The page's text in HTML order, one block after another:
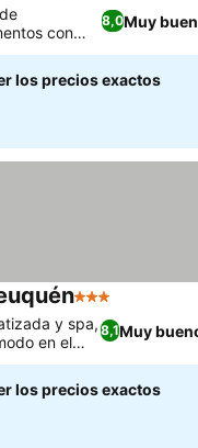
8,0Muy
con
los precios exactos
3 Estrellas
8,1Muy
y spa,
en el
los precios exactos